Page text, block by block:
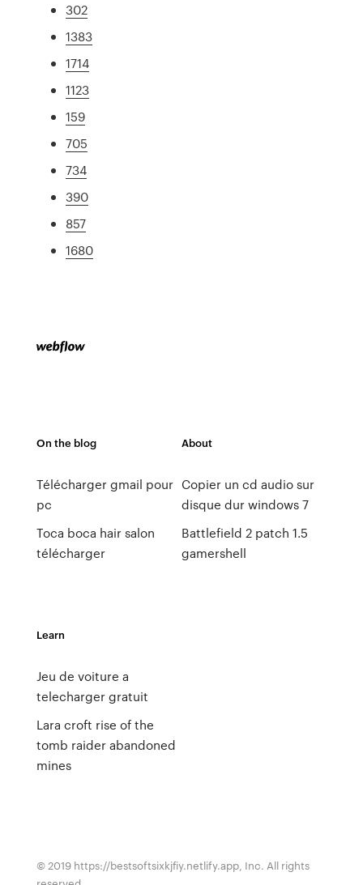
302
1383
1714
1123
159
705
734
390
857
1680
On the blog
Télécharger gmail pour
pc
Toca boca hair salon
télécharger
About
Copier un cd audio sur
disque dur windows 7
Battlefield 2 patch 1.5
gamershell
Learn
Jeu de voiture a
telecharger gratuit
Lara croft rise of the
tomb raider abandoned
mines
© 2019 https://bestsoftsixkjfiy.netlify.app, Inc. All rights